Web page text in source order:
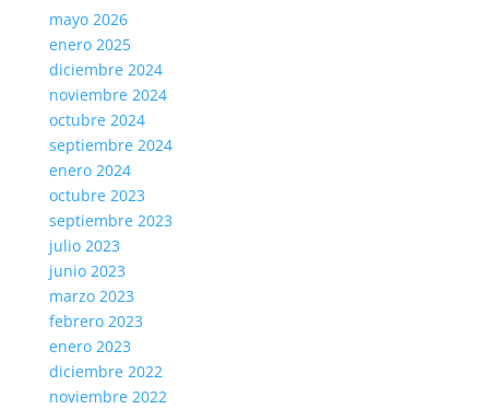
mayo 2026
enero 2025
diciembre 2024
noviembre 2024
octubre 2024
septiembre 2024
enero 2024
octubre 2023
septiembre 2023
julio 2023
junio 2023
marzo 2023
febrero 2023
enero 2023
diciembre 2022
noviembre 2022